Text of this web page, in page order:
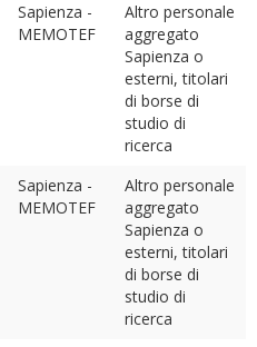
Sapienza -
MEMOTEF
Altro personale
aggregato
Sapienza o
esterni, titolari
di borse di
studio di
ricerca
Sapienza -
MEMOTEF
Altro personale
aggregato
Sapienza o
esterni, titolari
di borse di
studio di
ricerca